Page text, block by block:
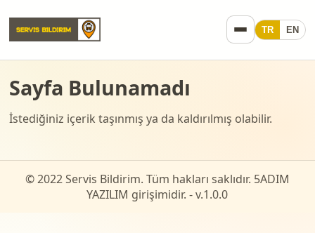
TR EN
Sayfa Bulunamadı
İstediğiniz içerik taşınmış ya da kaldırılmış olabilir.
© 2022 Servis Bildirim. Tüm hakları saklıdır. 5ADIM
YAZILIM girişimidir. - v.1.0.0